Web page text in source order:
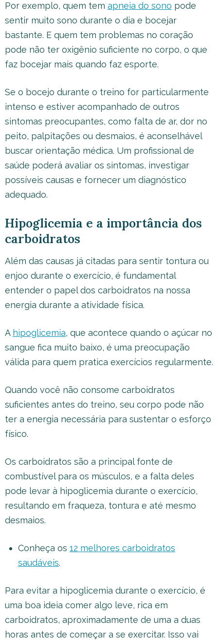
Por exemplo, quem tem apneia do sono pode
sentir muito sono durante o dia e bocejar
bastante. E quem tem problemas no coração
pode não ter oxigênio suficiente no corpo, o que
faz bocejar mais quando faz esporte.
Se o bocejo durante o treino for particularmente
intenso e estiver acompanhado de outros
sintomas preocupantes, como falta de ar, dor no
peito, palpitações ou desmaios, é aconselhável
buscar orientação médica. Um profissional de
saúde poderá avaliar os sintomas, investigar
possíveis causas e fornecer um diagnóstico
adequado.
Hipoglicemia e a importância dos
carboidratos
Além das causas já citadas para sentir tontura ou
enjoo durante o exercício, é fundamental
entender o papel dos carboidratos na nossa
energia durante a atividade física.
A hipoglicemia, que acontece quando o açúcar no
sangue fica muito baixo, é uma preocupação
válida para quem pratica exercícios regularmente.
Quando você não consome carboidratos
suficientes antes do treino, seu corpo pode não
ter a energia necessária para sustentar o esforço
físico.
Os carboidratos são a principal fonte de
combustível para os músculos, e a falta deles
pode levar à hipoglicemia durante o exercício,
resultando em fraqueza, tontura e até mesmo
desmaios.
Conheça os 12 melhores carboidratos
saudáveis.
Para evitar a hipoglicemia durante o exercício, é
uma boa ideia comer algo leve, rica em
carboidratos, aproximadamente de uma a duas
horas antes de começar a se exercitar. Isso vai